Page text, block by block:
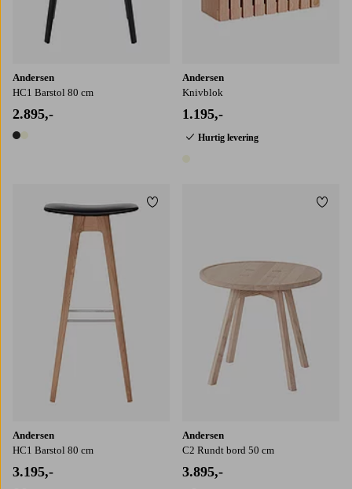
Andersen
HC1 Barstol 80 cm
2.895,-
2 farver
Andersen
Knivblok
1.195,-
Hurtig levering
Andersen
HC1 Barstol 80 cm
3.195,-
Tilføj til favoritter
Andersen
C2 Rundt bord 50 cm
3.895,-